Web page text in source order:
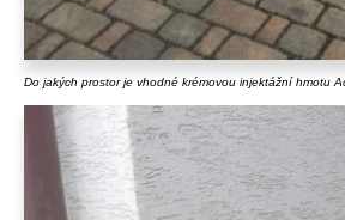
Do jakých prostor je vhodné krémovou injektážní hmotu